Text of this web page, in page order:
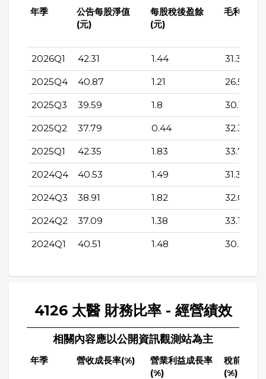
年季
公告每股淨值
(元)
每股稅後盈餘
(元)
毛利率(%)
2026Q1 42.31 1.44 31.3
2025Q4 40.87 1.21 26.56
2025Q3 39.59 1.8 30.17
2025Q2 37.79 0.44 32.31
2025Q1 42.35 1.83 33.76
2024Q4 40.53 1.49 31.32
2024Q3 38.91 1.82 32.08
2024Q2 37.09 1.38 33.14
2024Q1 40.51 1.48 30.9
4126 太醫 財務比率 - 經營績效
相關內容應以公開資訊觀測站為主
年季 營收成長率(%)
營業利益成長率
(%)
稅前純益
(%)